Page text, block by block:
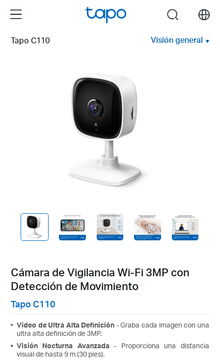
Menu search
Tapo C110 Visión general
Cámara de Vigilancia Wi-Fi 3MP con
Detección de Movimiento
Tapo C110
Vídeo de Ultra Alta Definición - Graba cada imagen con una
ultra alta definición de 3MP.
Visión Nocturna Avanzada - Proporciona una distancia
visual de hasta 9 m (30 pies).